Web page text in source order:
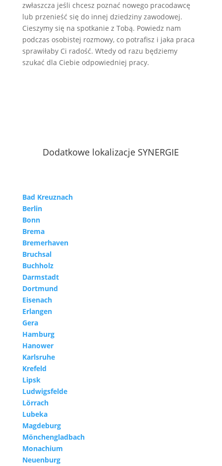
zwłaszcza jeśli chcesz poznać nowego pracodawcę
lub przenieść się do innej dziedziny zawodowej.
Cieszymy się na spotkanie z Tobą. Powiedz nam
podczas osobistej rozmowy, co potrafisz i jaka praca
sprawiłaby Ci radość. Wtedy od razu będziemy
szukać dla Ciebie odpowiedniej pracy.
Dodatkowe lokalizacje SYNERGIE
Bad Kreuznach
Berlin
Bonn
Brema
Bremerhaven
Bruchsal
Buchholz
Darmstadt
Dortmund
Eisenach
Erlangen
Gera
Hamburg
Hanower
Karlsruhe
Krefeld
Lipsk
Ludwigsfelde
Lörrach
Lubeka
Magdeburg
Mönchengladbach
Monachium
Neuenburg